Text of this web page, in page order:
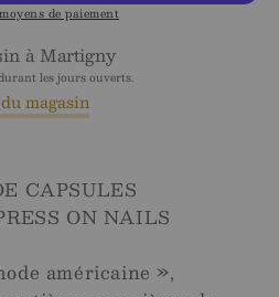
de paiement
àMartigny
les jours ouverts.
magasin
CAPSULES
ON NAILS
américaine »,